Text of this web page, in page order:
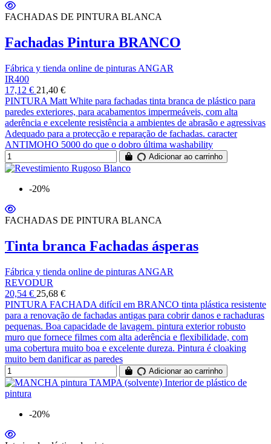
FACHADAS DE PINTURA BLANCA
Fachadas Pintura BRANCO
Fábrica y tienda online de pinturas ANGAR
IR400
17,12 € 21,40 €
PINTURA Matt White para fachadas tinta branca de plástico para
paredes exteriores, para acabamentos impermeáveis, com alta
aderência e excelente resistência a ambientes de abrasão e agressivas
Adequado para a protecção e reparação de fachadas. caracter
ANTIMOHO 5000 do que o dobro última washability
Adicionar ao carrinho
-20%
FACHADAS DE PINTURA BLANCA
Tinta branca Fachadas ásperas
Fábrica y tienda online de pinturas ANGAR
REVODUR
20,54 € 25,68 €
PINTURA FACHADA difícil em BRANCO tinta plástica resistente
para a renovação de fachadas antigas para cobrir danos e rachaduras
pequenas. Boa capacidade de lavagem. pintura exterior robusto
muro que fornece filmes com alta aderência e flexibilidade, com
uma cobertura muito boa e excelente dureza. Pintura é cloaking
muito bem danificar as paredes
Adicionar ao carrinho
-20%